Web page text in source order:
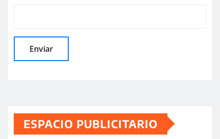
ESPACIO PUBLICITARIO